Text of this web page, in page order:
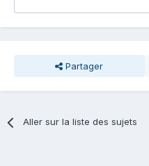
Partager
Aller sur la liste des sujets